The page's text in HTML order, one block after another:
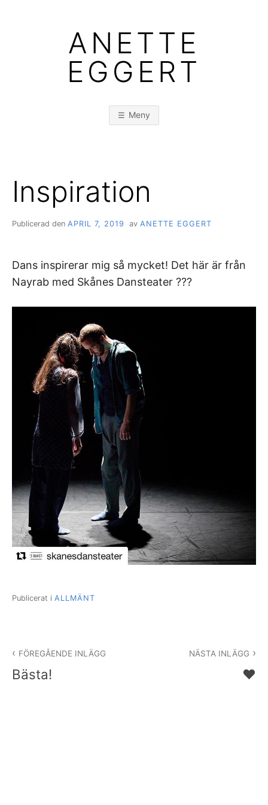
ANETTE
EGGERT
Meny
Inspiration
Publicerad den APRIL 7, 2019 av ANETTE EGGERT
Dans inspirerar mig så mycket! Det här är från
Nayrab med Skånes Dansteater ???
Publicerat i ALLMÄNT
FÖREGÅENDE INLÄGG
Bästa!
NÄSTA INLÄGG
❤️